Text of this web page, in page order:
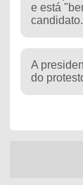
e está
candidato.
A
do